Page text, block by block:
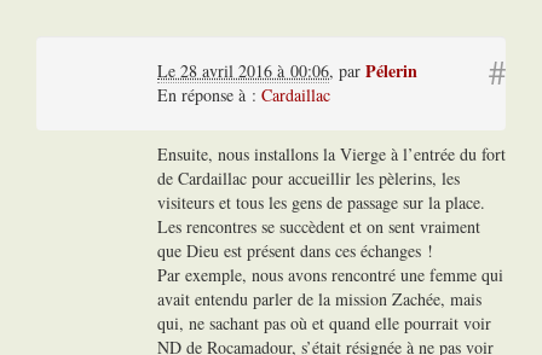
#
Le 28 avril 2016 à 00:06, par Pélerin
En réponse à : Cardaillac
Ensuite, nous installons la Vierge à l’entrée du fort
de Cardaillac pour accueillir les pèlerins, les
visiteurs et tous les gens de passage sur la place.
Les rencontres se succèdent et on sent vraiment
que Dieu est présent dans ces échanges !
Par exemple, nous avons rencontré une femme qui
avait entendu parler de la mission Zachée, mais
qui, ne sachant pas où et quand elle pourrait voir
ND de Rocamadour, s’était résignée à ne pas voir